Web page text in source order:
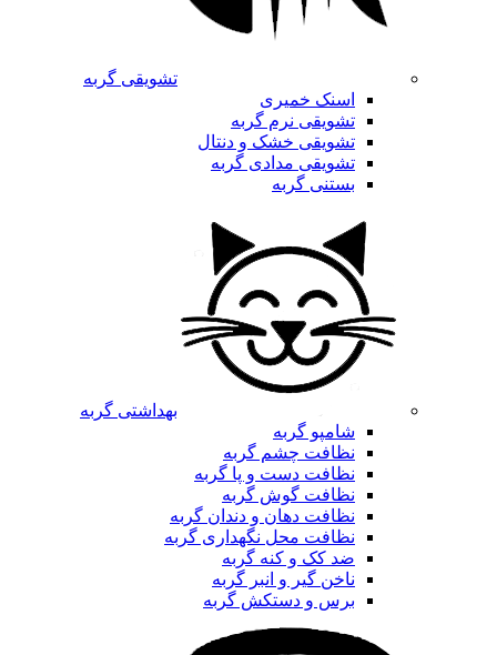
تشویقی گربه
اسنک خمیری
تشویقی نرم گربه
تشویقی خشک و دنتال
تشویقی مدادی گربه
بستنی گربه
بهداشتی گربه
شامپو گربه
نظافت چشم گربه
نظافت دست و پا گربه
نظافت گوش گربه
نظافت دهان و دندان گربه
نظافت محل نگهداری گربه
ضد کک و کنه گربه
ناخن گیر و انبر گربه
برس و دستکش گربه